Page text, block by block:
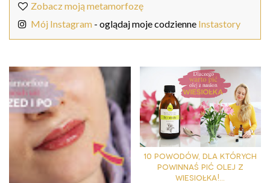
Zobacz moją metamorfozę
Mój Instagram - oglądaj moje codzienne Instastory
10 powodów, dla których
powinnaś pić olej z
wiesiołka!...